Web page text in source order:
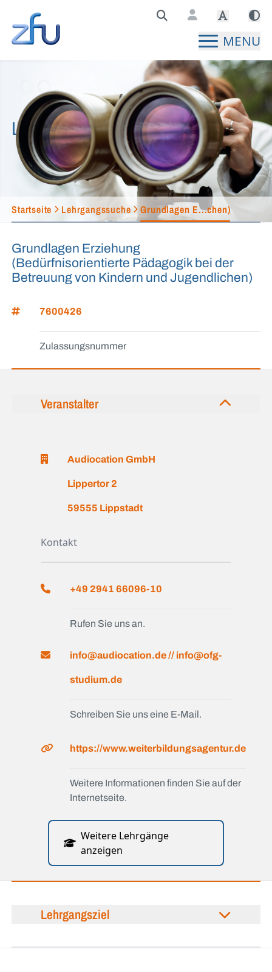
Zentralstelle für Fernunterricht Hauptseite
MENU
Lehrgangssuche
Startseite Lehrgangssuche Grundlagen E...chen)
Grundlagen Erziehung
(Bedürfnisorientierte Pädagogik bei der
Betreuung von Kindern und Jugendlichen)
7600426
Zulassungsnummer
Veranstalter
Audiocation GmbH
Lippertor 2
59555 Lippstadt
Kontakt
+49 2941 66096-10
Rufen Sie uns an.
info@audiocation.de // info@ofg-
studium.de
Schreiben Sie uns eine E-Mail.
https://www.weiterbildungsagentur.de
Weitere Informationen finden Sie auf der
Internetseite.
Weitere Lehrgänge
anzeigen
Lehrgangsziel